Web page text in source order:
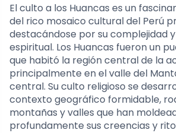
El culto a los Huancas es un
del rico mosaico cultural del Perú
destacándose por su complejidad
espiritual. Los Huancas fueron un
que habitó la región central de la
principalmente en el valle del
central. Su culto religioso se
contexto geográfico formidable,
montañas y valles que han
profundamente sus creencias y